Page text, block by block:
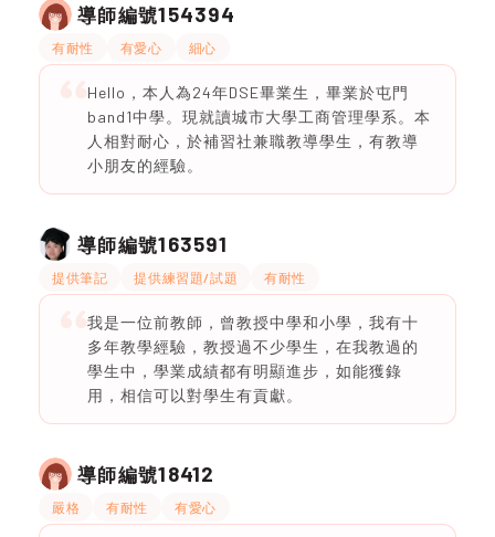
導師編號154394
有耐性 有愛心 細心
Hello，本人為24年DSE畢業生，畢業於屯門
band1中學。現就讀城市大學工商管理學系。本
人相對耐心，於補習社兼職教導學生，有教導
小朋友的經驗。
導師編號163591
提供筆記 提供練習題/試題 有耐性
我是一位前教師，曾教授中學和小學，我有十
多年教學經驗，教授過不少學生，在我教過的
學生中，學業成績都有明顯進步，如能獲錄
用，相信可以對學生有貢獻。
導師編號18412
嚴格 有耐性 有愛心